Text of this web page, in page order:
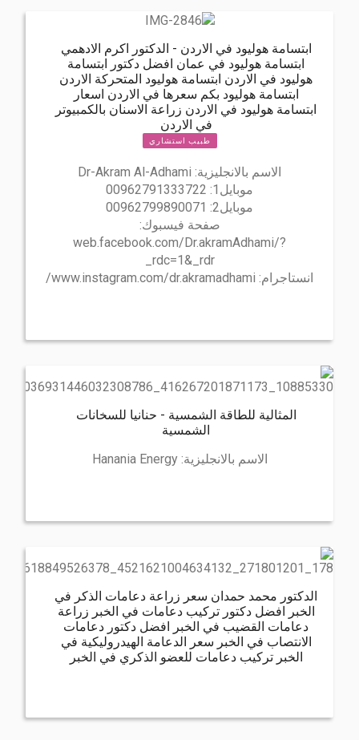
ابتسامة هوليود في الاردن - الدكتور اكرم الادهمي
ابتسامة هوليود في عمان افضل دكتور ابتسامة
هوليود في الاردن ابتسامة هوليود المتحركة الاردن
ابتسامة هوليود بكم سعرها في الاردن اسعار
ابتسامة هوليود في الاردن زراعة الاسنان بالكمبيوتر
في الاردن
طبيب استشاري
الاسم بالانجليزية: Dr-Akram Al-Adhami
موبايل1:
00962791333722
موبايل2:
00962799890071
صفحة فيسبوك:
web.facebook.com/Dr.akramAdhami/?
_rdc=1&_rdr
انستاجرام: www.instagram.com/dr.akramadhami/
المثالية للطاقة الشمسية - حنانيا للسخانات
الشمسية
الاسم بالانجليزية:Hanania Energy
الدكتور محمد حمدان سعر زراعة دعامات الذكر في
الخبر افضل دكتور تركيب دعامات في الخبر زراعة
دعامات القضيب في الخبر افضل دكتور دعامات
الانتصاب في الخبر سعر الدعامة الهيدروليكية في
الخبر تركيب دعامات للعضو الذكري في الخبر